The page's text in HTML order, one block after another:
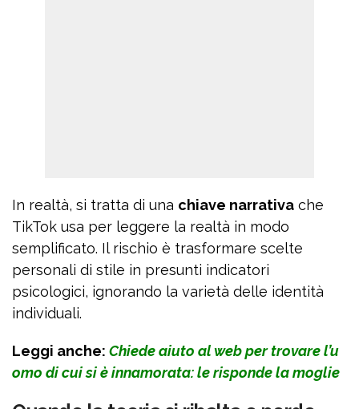
In realtà, si tratta di una chiave narrativa che
TikTok usa per leggere la realtà in modo
semplificato. Il rischio è trasformare scelte
personali di stile in presunti indicatori
psicologici, ignorando la varietà delle identità
individuali.
Leggi anche: Chiede aiuto al web per trovare l’u
omo di cui si è innamorata: le risponde la moglie